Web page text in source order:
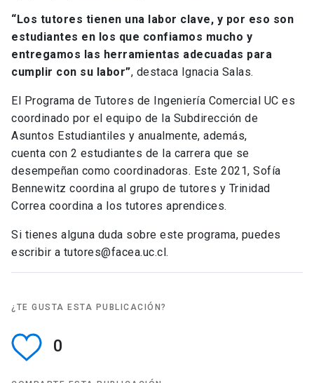
“Los tutores tienen una labor clave, y por eso son
estudiantes en los que confiamos mucho y
entregamos las herramientas adecuadas para
cumplir con su labor”, destaca Ignacia Salas.
El Programa de Tutores de Ingeniería Comercial UC es
coordinado por el equipo de la Subdirección de
Asuntos Estudiantiles y anualmente, además,
cuenta con 2 estudiantes de la carrera que se
desempeñan como coordinadoras. Este 2021, Sofía
Bennewitz coordina al grupo de tutores y Trinidad
Correa coordina a los tutores aprendices.
Si tienes alguna duda sobre este programa, puedes
escribir a tutores@facea.uc.cl.
¿TE GUSTA ESTA PUBLICACIÓN?
0